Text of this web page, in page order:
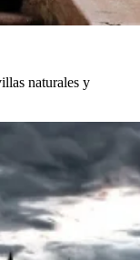
naturales y